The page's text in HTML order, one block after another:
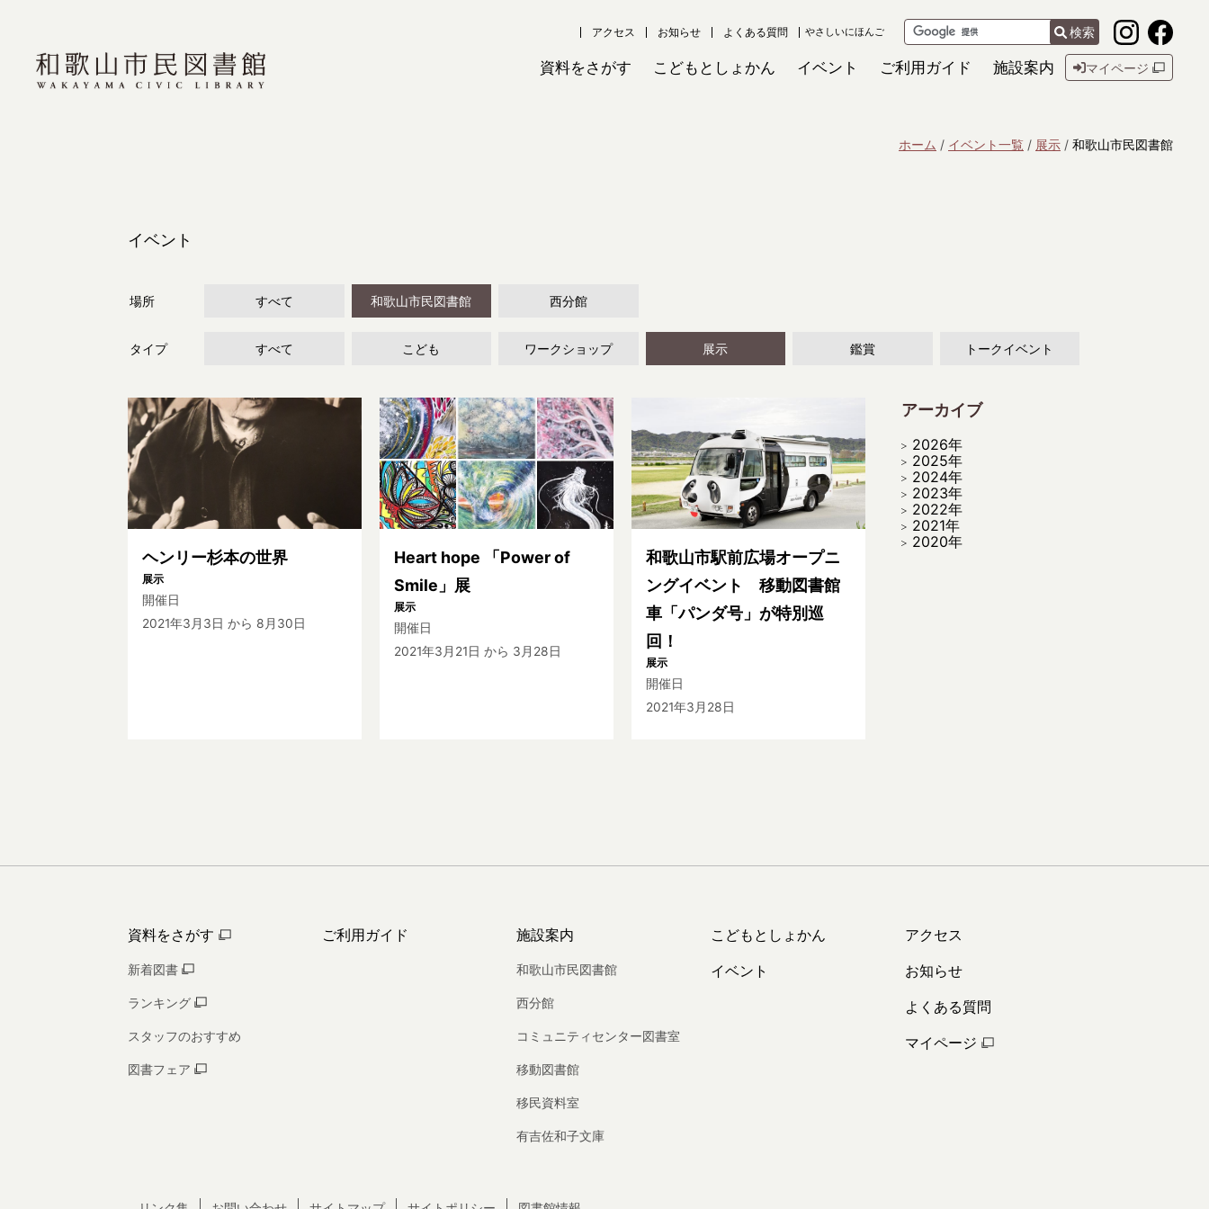
アクセス お知らせ よくある質問 やさしいにほんご 検索
資料をさがす こどもとしょかん イベント ご利用ガイド 施設案内 マイページ
ホーム イベント一覧 展示 和歌山市民図書館
イベント
場所 すべて 和歌山市民図書館 西分館
タイプ すべて こども ワークショップ 展示 鑑賞 トークイベント
ヘンリー杉本の世界
展示
開催日
2021年3月3日 から 8月30日
Heart hope 「Power of
Smile」展
展示
開催日
2021年3月21日 から 3月28日
和歌山市駅前広場オープニ
ングイベント 移動図書館
車「パンダ号」が特別巡
回！
展示
開催日
2021年3月28日
アーカイブ
2026年
2025年
2024年
2023年
2022年
2021年
2020年
資料をさがす
新着図書
ランキング
スタッフのおすすめ
図書フェア
ご利用ガイド 施設案内
和歌山市民図書館
西分館
コミュニティセンター図書室
移動図書館
移民資料室
有吉佐和子文庫
こどもとしょかん
イベント
アクセス
お知らせ
よくある質問
マイページ